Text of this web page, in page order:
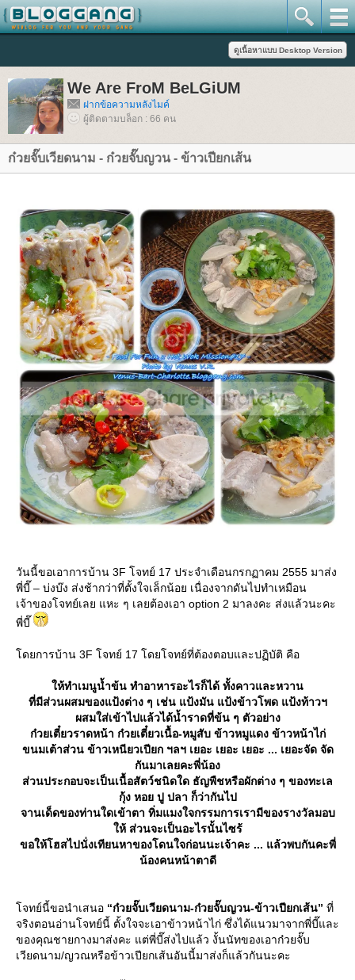
We Are FroM BeLGiUM
ฝากข้อความหลังไมค์
ผู้ติดตามบล็อก : 66 คน
ก๋วยจั๊บเวียดนาม - ก๋วยจั๊บญวน - ข้าวเปียกเส้น
วันนี้ขอเอาการบ้าน 3F โจทย์ 17 ประจำเดือนกรกฏาคม 2555 มาส่ง
พี่บี๊ – บ่งบ๊ง ส่งช้ากว่าที่ตั้งใจเล็กน้อย เนื่องจากดันไปทำเหมือน
เจ้าของโจทย์เลย แหะ ๆ เลยต้องเอา option 2 มาลงคะ ส่งแล้วนะคะ
พี่บี๊
ดยการบ้าน 3F โจทย์ 17 โดยโจทย์ที่ต้องตอบและปฏิบัติ คือ
ห้ทำเมนูน้ำข้น ทำอาหารอะไรก็ได้ ทั้งคาวและหวาน
ที่มีส่วนผสมของแป้งต่าง ๆ เช่น แป้งมัน แป้งข้าวโพด แป้งท้าวฯ
ผสมใส่เข้าไปแล้วได้น้ำราดที่ข้น ๆ ตัวอย่าง
ก๋วยเตี๋ยวราดหน้า ก๋วยเตี๋ยวเนื้อ-หมูสับ ข้าวหมูแดง ข้าวหน้าไก่
ขนมเต้าส่วน ข้าวเหนียวเปียก ฯลฯ เยอะ เยอะ เยอะ ... เยอะจัด จัด
กันมาเลยคะพี่น้อง
ส่วนประกอบจะเป็นเนื้อสัตว์ชนิดใด ธัญพืชหรือผักต่าง ๆ ของทะเล
กุ้ง หอย ปู ปลา ก็ว่ากันไป
จานเด็ดของท่านใดเข้าตา ทิ่มแมงใจกรรมการเรามีของรางวัลมอบ
ห้ ส่วนจะเป็นอะไรนั้นไซร้
ขอให้โฮสไปนั่งเทียนหาของโดนใจก่อนนะเจ้าคะ ... แล้วพบกันคะพี่
น้องคนหน้าตาดี
จทย์นี้ขอนำเสนอ “ก๋วยจั๊บเวียดนาม-ก๋วยจั๊บญวน-ข้าวเปียกเส้น” ที่
จริงตอนอ่านโจทย์นี้ ตั้งใจจะเอาข้าวหน้าไก่ ซึ่งได้แนวมาจากพี่บี๊และ
ของคุณชายกางมาส่งคะ แต่พี่บี๊ส่งไปแล้ว งั้นนัทของเอาก๋วยจั๊บ
เวียดนาม/ญวณหรือข้าวเปียกเส้นอันนี้มาส่งก็แล้วกันนะคะ